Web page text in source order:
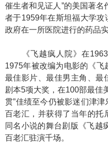
催生者和见证人”的美国著名
者于1959年在斯坦福大学攻
政府在一所医院进行的药品
《飞越疯人院》在1963
1975年被改编为电影的《
最佳影片、最佳男主角、最
剧本5项大奖，在100部最佳
贯”佳绩至今仍被影迷们津
百老汇，并获得了当年的托
同名小说的舞台剧版《飞越
百老汇驻演千场。